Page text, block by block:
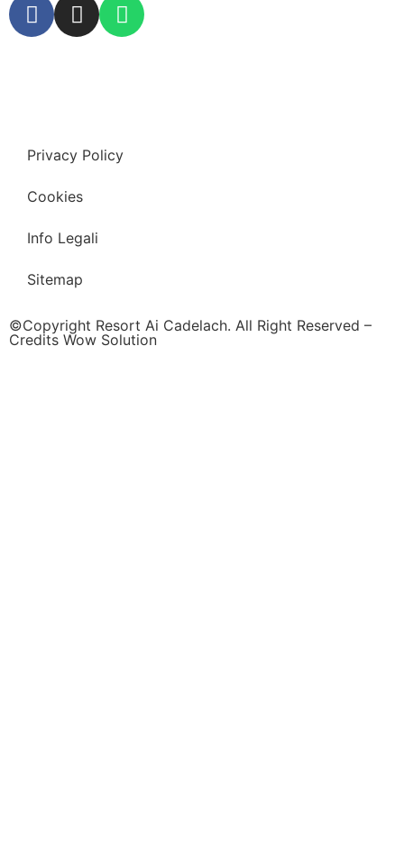
Privacy Policy
Cookies
Info Legali
Sitemap
©Copyright Resort Ai Cadelach. All Right Reserved –
Credits Wow Solution